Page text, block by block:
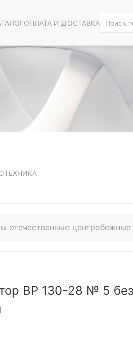
ОПЛАТА И ДОСТАВКА
отечественные
ВР 130-28 № 5